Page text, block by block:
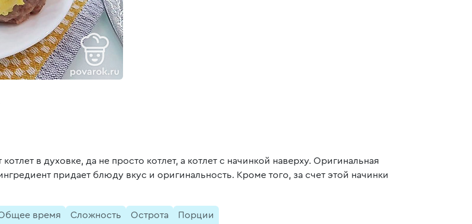
в духовке, да не просто котлет, а котлет с начинкой наверху. Оригинальная
придает блюду вкус и оригинальность. Кроме того, за счет этой начинки
время
Сложность
Острота
Порции